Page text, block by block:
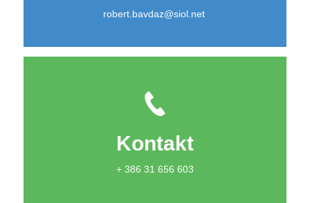
robert.bavdaz@siol.net
Kontakt
+ 386 31 656 603